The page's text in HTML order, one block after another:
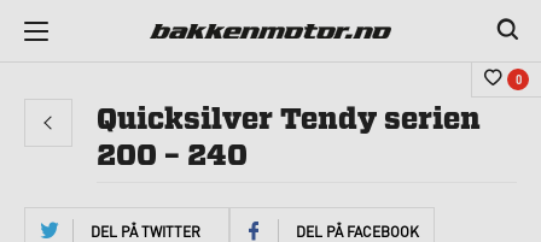
0
DEL PÅ TWITTER DEL PÅ FACEBOOK
Quicksilver Tendy serien
200 – 240